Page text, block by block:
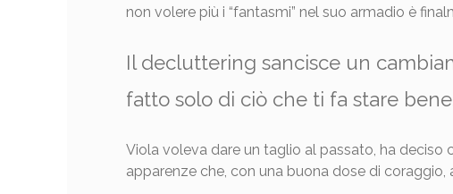
non volere più i “fantasmi” nel suo armadio è
Il decluttering sancisce un
fatto solo di ciò che ti fa stare
Viola voleva dare un taglio al passato, ha deciso
apparenze che, con una buona dose di coraggio,